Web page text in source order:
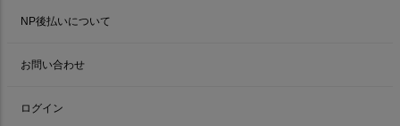
NP後払いについて
お問い合わせ
ログイン